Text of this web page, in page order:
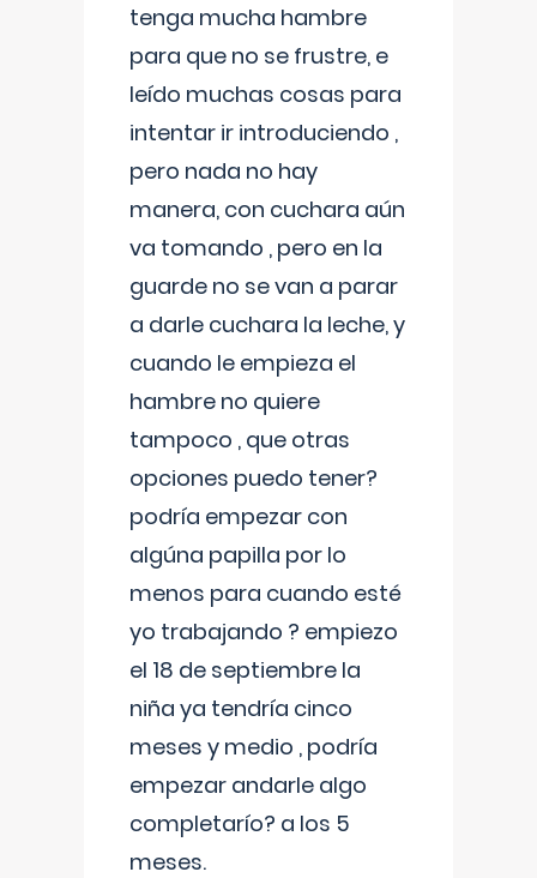
tenga mucha hambre
para que no se frustre, e
leído muchas cosas para
intentar ir introduciendo ,
pero nada no hay
manera, con cuchara aún
va tomando , pero en la
guarde no se van a parar
a darle cuchara la leche, y
cuando le empieza el
hambre no quiere
tampoco , que otras
opciones puedo tener?
podría empezar con
algúna papilla por lo
menos para cuando esté
yo trabajando ? empiezo
el 18 de septiembre la
niña ya tendría cinco
meses y medio , podría
empezar andarle algo
completarío? a los 5
meses.